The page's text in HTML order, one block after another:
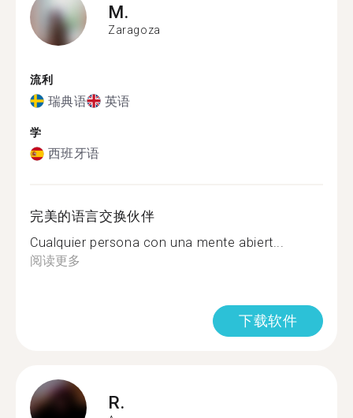
M.
Zaragoza
流利
瑞典语 英语
学
西班牙语
完美的语言交换伙伴
Cualquier persona con una mente abiert...
阅读更多
下载软件
R.